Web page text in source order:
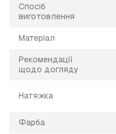
Спосіб
виготовлення
Матеріал
Рекомендації
щодо догляду
Натяжка
Фарба